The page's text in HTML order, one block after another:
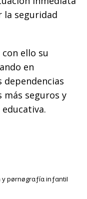
la seguridad
ello su
en
seguros y
y pørnøgrαƒíα inƒαntiI